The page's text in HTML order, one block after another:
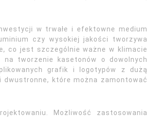
w trwałe i efektowne medium
czy wysokiej jakości tworzywa
co jest szczególnie ważne w klimacie
na tworzenie kasetonów o dowolnych
grafik i logotypów z dużą
dwustronne, które można zamontować
Możliwość zastosowania